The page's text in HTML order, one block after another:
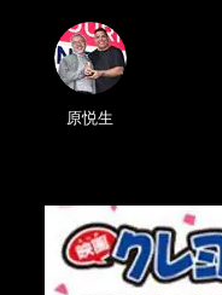
原悦生